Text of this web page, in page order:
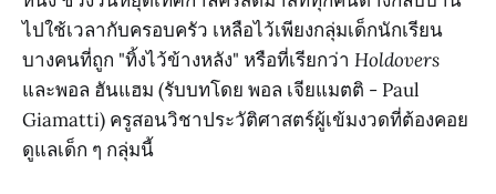
ไปใช้เวลากับครอบครัว เหลือไว้เพียงกลุ่มเด็กนักเรียน
บางคนที่ถูก "ทิ้งไว้ข้างหลัง" หรือที่เรียกว่า Holdovers
และพอล ฮันแฮม (รับบทโดย พอล เจียแมตติ - Paul
Giamatti) ครูสอนวิชาประวัติศาสตร์ผู้เข้มงวดที่ต้องคอย
ดูแลเด็ก ๆ กลุ่มนี้